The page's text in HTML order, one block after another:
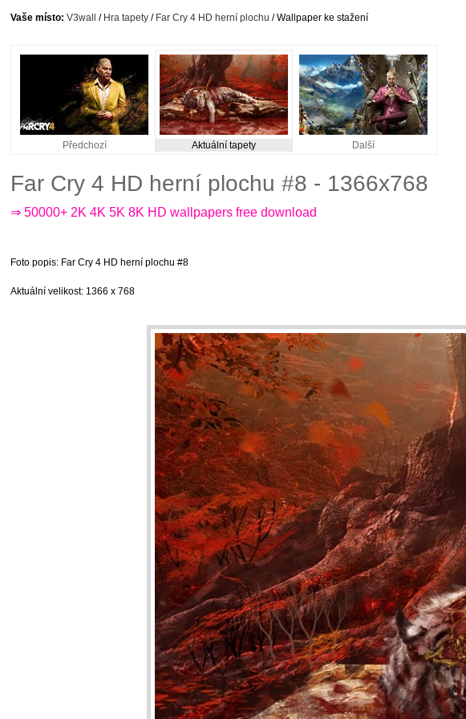
Vaše místo: V3wall / Hra tapety / Far Cry 4 HD herní plochu / Wallpaper ke stažení
Předchozí Aktuální tapety Další
Far Cry 4 HD herní plochu #8 - 1366x768
⇒ 50000+ 2K 4K 5K 8K HD wallpapers free download
Foto popis: Far Cry 4 HD herní plochu #8
Aktuální velikost: 1366 x 768